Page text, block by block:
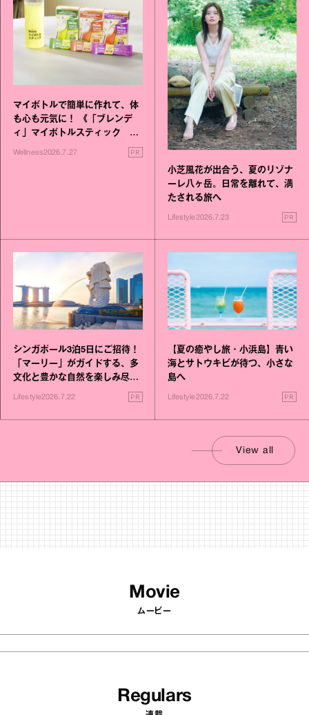
マイボトルで簡単に作れて、体
も心も元気に！ 《「ブレンデ
ィ」マイボトルスティック い
いこと毎日》シリーズが誕生
Wellness2026.7.27 PR
小芝風花が出合う、夏のリゾナ
ーレ八ヶ岳。日常を離れて、満
たされる旅へ
Lifestyle2026.7.23 PR
シンガポール3泊5日にご招待！
「マーリー」がガイドする、多
文化と豊かな自然を楽しみ尽く
Lifestyle2026.7.22 PR
【夏の癒やし旅・小浜島】青い
海とサトウキビが待つ、小さな
島へ
Lifestyle2026.7.22 PR
View all
Movie
ムービー
Regulars